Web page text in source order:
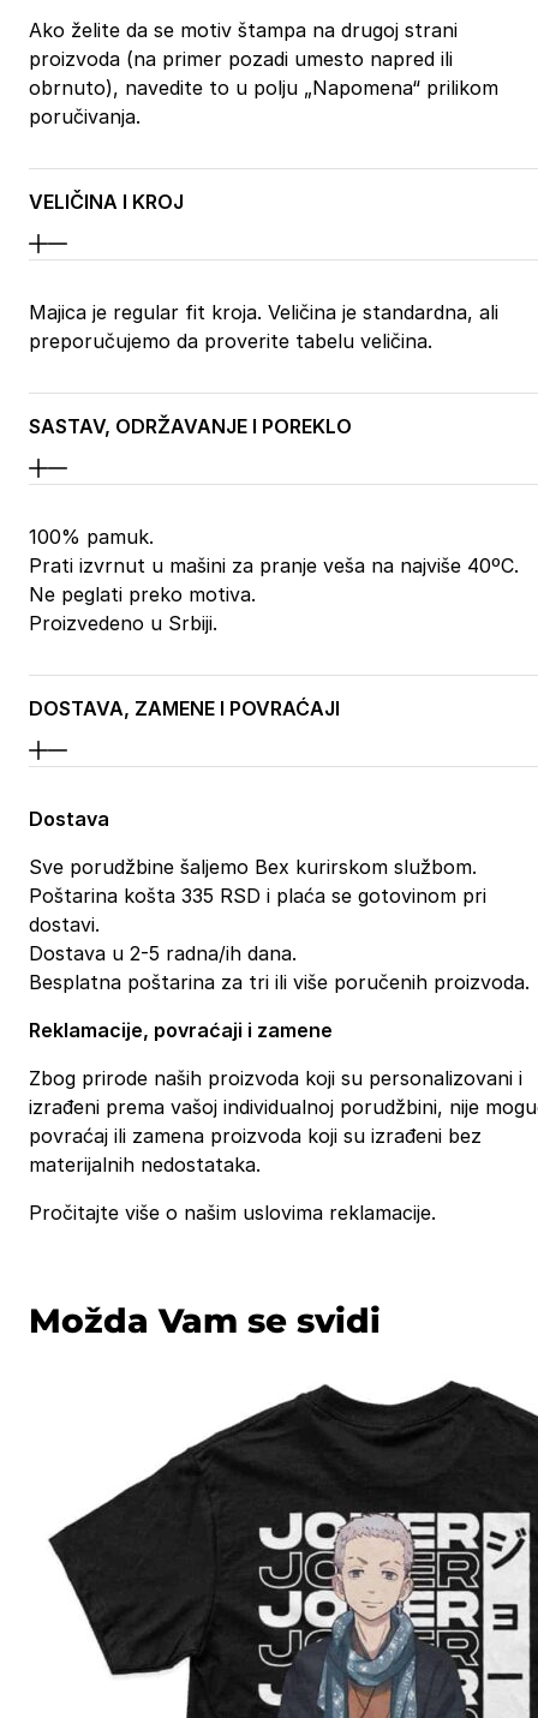
Ako želite da se motiv štampa na drugoj strani
proizvoda (na primer pozadi umesto napred ili
obrnuto), navedite to u polju „Napomena“ prilikom
poručivanja.
VELIČINA I KROJ
Majica je regular fit kroja. Veličina je standardna, ali
preporučujemo da proverite tabelu veličina.
SASTAV, ODRŽAVANJE I POREKLO
100% pamuk.
Prati izvrnut u mašini za pranje veša na najviše 40ºC.
Ne peglati preko motiva.
Proizvedeno u Srbiji.
DOSTAVA, ZAMENE I POVRAĆAJI
Dostava
Sve porudžbine šaljemo Bex kurirskom službom.
Poštarina košta 335 RSD i plaća se gotovinom pri
dostavi.
Dostava u 2-5 radna/ih dana.
Besplatna poštarina za tri ili više poručenih proizvoda.
Reklamacije, povraćaji i zamene
Zbog prirode naših proizvoda koji su personalizovani i
izrađeni prema vašoj individualnoj porudžbini, nije
povraćaj ili zamena proizvoda koji su izrađeni bez
materijalnih nedostataka.
Pročitajte više o našim uslovima reklamacije.
Možda Vam se svidi